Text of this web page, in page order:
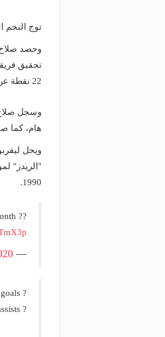
توج النجم
وحصد صلاح
تحقيق
22 نقطة عن أقرب منافسيه.
هام، كما صنع 3 أهداف
ويحل
"الريدز"
1990.
??
— Liverpool FC (@LFC)
?
?